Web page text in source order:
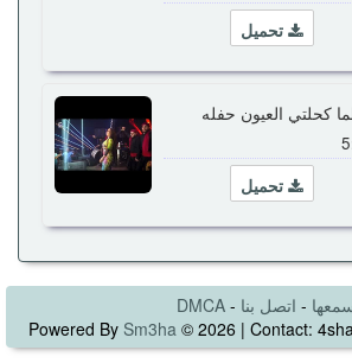
تحميل
كحلتي العيون حفله
تحميل
- اتصل بنا -
DMCA
Powered By Sm3ha© 2026 | Contact: